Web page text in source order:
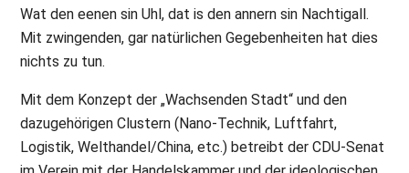
Wat den eenen sin Uhl, dat is den annern sin Nachtigall.
Mit zwingenden, gar natürlichen Gegebenheiten hat dies
nichts zu tun.
Mit dem Konzept der „Wachsenden Stadt“ und den
dazugehörigen Clustern (Nano-Technik, Luftfahrt,
Logistik, Welthandel/China, etc.) betreibt der CDU-Senat